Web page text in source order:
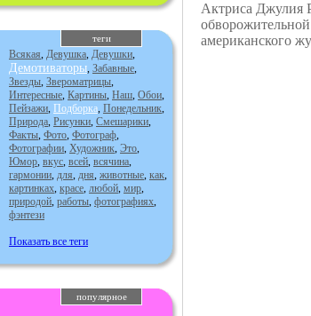
теги
Всякая, Девушка, Девушки,
Демотиваторы, Забавные,
Звезды, Звероматрицы,
Интересные, Картины, Наш, Обои,
Пейзажи, Подборка, Понедельник,
Природа, Рисунки, Смешарики,
Факты, Фото, Фотограф,
Фотографии, Художник, Это,
Юмор, вкус, всей, всячина,
гармонии, для, дня, животные, как,
картинках, красе, любой, мир,
природой, работы, фотографиях,
фэнтези
Показать все теги
популярное
Актриса Джулия
американского